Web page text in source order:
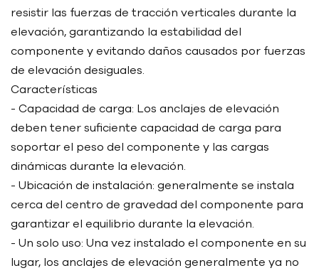
resistir las fuerzas de tracción verticales durante la
elevación, garantizando la estabilidad del
componente y evitando daños causados ​​por fuerzas
de elevación desiguales.
Características
- Capacidad de carga: Los anclajes de elevación
deben tener suficiente capacidad de carga para
soportar el peso del componente y las cargas
dinámicas durante la elevación.
- Ubicación de instalación: generalmente se instala
cerca del centro de gravedad del componente para
garantizar el equilibrio durante la elevación.
- Un solo uso: Una vez instalado el componente en su
lugar, los anclajes de elevación generalmente ya no